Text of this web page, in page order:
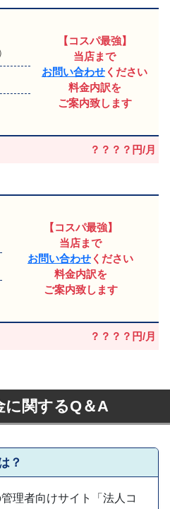
？？？？円/月
【コスパ最強】
当店まで
お問い合わせ ください
料金内訳を
ご案内致します
？？？？円/月
【コスパ最強】
当店まで
お問い合わせ ください
料金内訳を
ご案内致します
に関するQ＆A
？
理者向けサイト「法人コ